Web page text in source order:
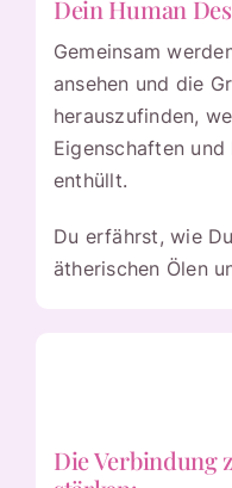
Dein Human
Gemeinsam
ansehen und die
herauszufinden,
Eigenschaften
enthüllt.
Du erfährst, wie
ätherischen Ölen
Die Verbindung